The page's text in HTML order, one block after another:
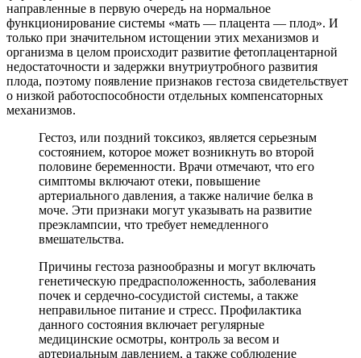
направленные в первую очередь на нормальное
функционирование системы «мать — плацента — плод». И
только при значительном истощении этих механизмов и
организма в целом происходит развитие фетоплацентарной
недостаточности и задержки внутриутробного развития
плода, поэтому появление признаков гестоза свидетельствует
о низкой работоспособности отдельных компенсаторных
механизмов.
Гестоз, или поздний токсикоз, является серьезным
состоянием, которое может возникнуть во второй
половине беременности. Врачи отмечают, что его
симптомы включают отеки, повышение
артериального давления, а также наличие белка в
моче. Эти признаки могут указывать на развитие
преэклампсии, что требует немедленного
вмешательства.
Причины гестоза разнообразны и могут включать
генетическую предрасположенность, заболевания
почек и сердечно-сосудистой системы, а также
неправильное питание и стресс. Профилактика
данного состояния включает регулярные
медицинские осмотры, контроль за весом и
артериальным давлением, а также соблюдение